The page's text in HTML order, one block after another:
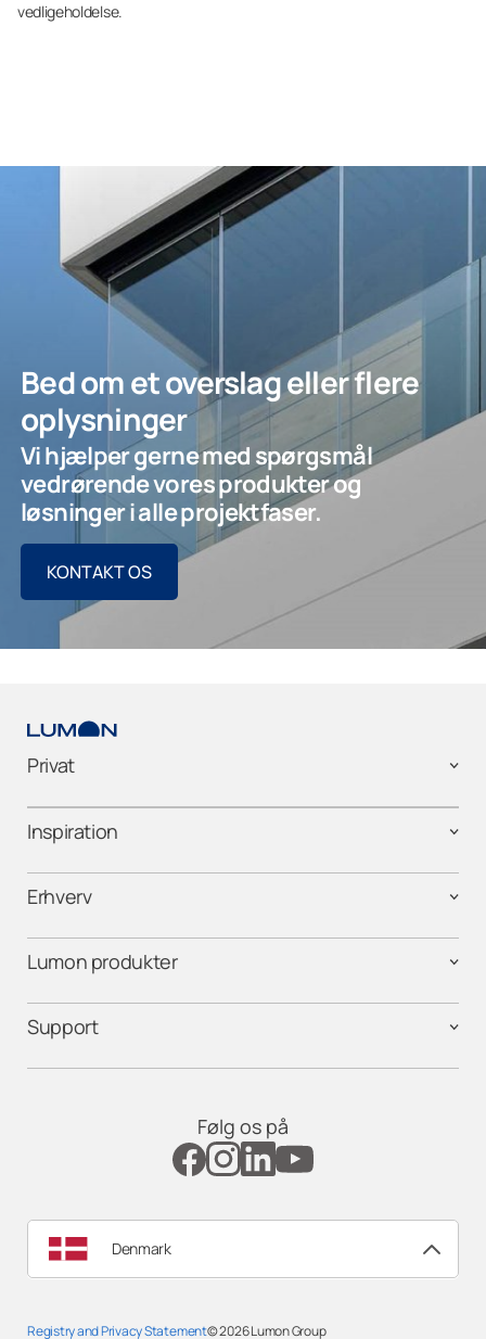
vedligeholdelse.
Bed om et overslag eller flere
oplysninger
Vi hjælper gerne med spørgsmål
vedrørende vores produkter og
løsninger i alle projektfaser.
KONTAKT OS
Privat
Inspiration
Erhverv
Lumon produkter
Support
Følg os på
Denmark
Registry and Privacy Statement© 2026Lumon Group